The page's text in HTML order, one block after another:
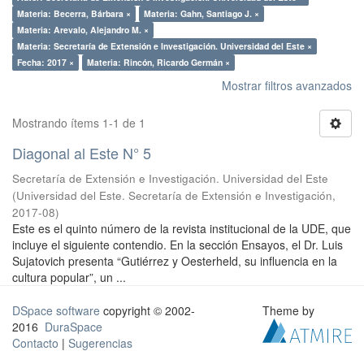
Materia: Becerra, Bárbara ×
Materia: Gahn, Santiago J. ×
Materia: Arevalo, Alejandro M. ×
Materia: Secretaría de Extensión e Investigación. Universidad del Este ×
Fecha: 2017 ×
Materia: Rincón, Ricardo Germán ×
Mostrar filtros avanzados
Mostrando ítems 1-1 de 1
Diagonal al Este N° 5
Secretaría de Extensión e Investigación. Universidad del Este
(Universidad del Este. Secretaría de Extensión e Investigación,
2017-08)
Este es el quinto número de la revista institucional de la UDE, que
incluye el siguiente contendio. En la sección Ensayos, el Dr. Luis
Sujatovich presenta “Gutiérrez y Oesterheld, su influencia en la
cultura popular”, un ...
DSpace software copyright © 2002-
2016 DuraSpace
Contacto | Sugerencias
Theme by